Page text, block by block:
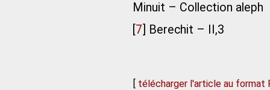
Minuit – Collection aleph
7 Berechit – II,3
[ télécharger l'article au format